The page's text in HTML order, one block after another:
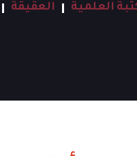
العلمية العقيقة